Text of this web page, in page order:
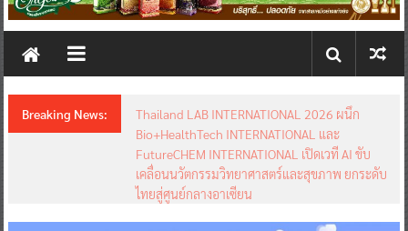
Thailand
New
Breaking News:
Thailand LAB INTERNATIONAL 2026 ผนึก
Bio+HealthTech INTERNATIONAL และ
FutureCHEM INTERNATIONAL เปิดเวที AI ขับ
เคลื่อนนวัตกรรมวิทยาศาสตร์และสุขภาพ ยกระดับ
ไทยสู่ศูนย์กลางอาเซียน